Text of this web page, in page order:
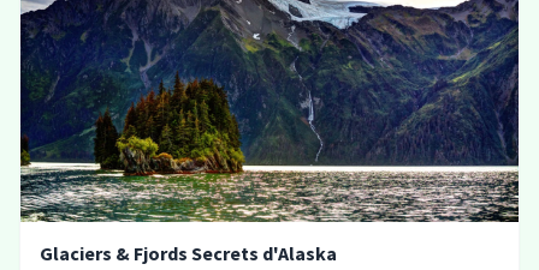
Glaciers & Fjords Secrets d'Alaska